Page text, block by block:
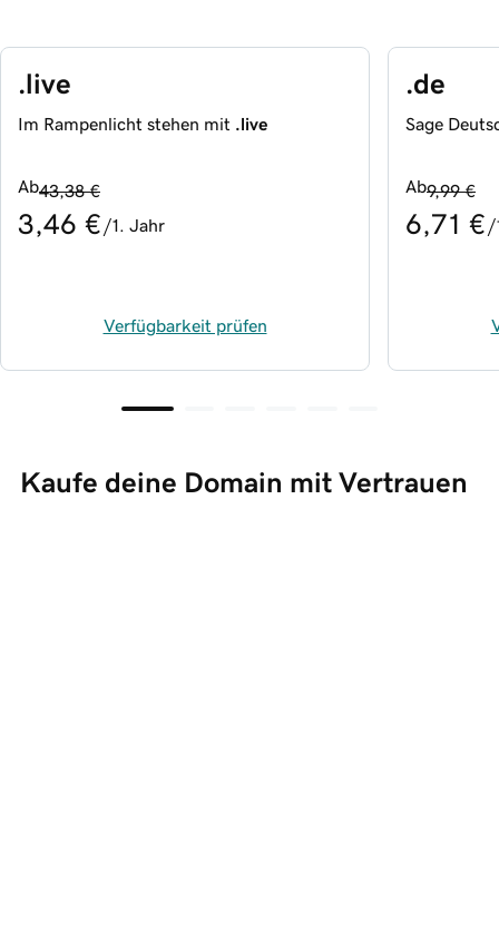
.live
Im Rampenlicht stehen mit .live
Ab43,38 €
3,46 € /1. Jahr
Verfügbarkeit prüfen
.de
Sage
Ab9,99 €
6,71 € /
Kaufe deine Domain mit Vertrauen